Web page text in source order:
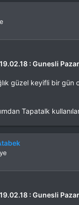
: Gunesli
güzel keyifli bir gün
Tapatalk
: Gunesli